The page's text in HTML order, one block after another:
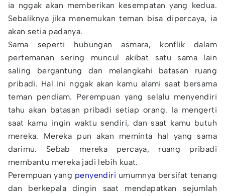
ia nggak akan memberikan kesempatan yang kedua.
Sebaliknya jika menemukan teman bisa dipercaya, ia
akan setia padanya.
Sama seperti hubungan asmara, konflik dalam
pertemanan sering muncul akibat satu sama lain
saling bergantung dan melangkahi batasan ruang
pribadi. Hal ini nggak akan kamu alami saat bersama
teman pendiam. Perempuan yang selalu menyendiri
tahu akan batasan pribadi setiap orang. Ia mengerti
saat kamu ingin waktu sendiri, dan saat kamu butuh
mereka. Mereka pun akan meminta hal yang sama
darimu. Sebab mereka percaya, ruang pribadi
membantu mereka jadi lebih kuat.
Perempuan yang penyendiri umumnya bersifat tenang
dan berkepala dingin saat mendapatkan sejumlah